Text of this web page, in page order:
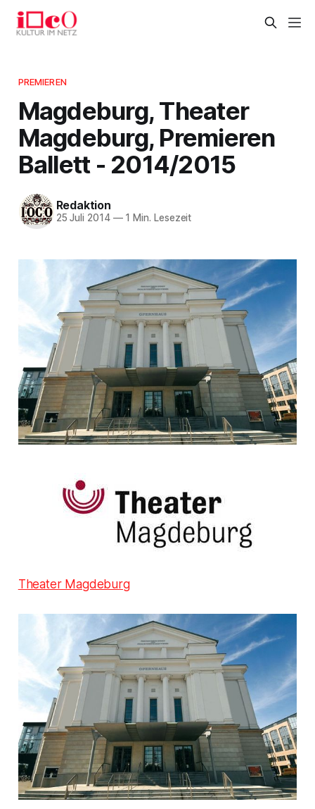
PREMIEREN
Magdeburg, Theater
Magdeburg, Premieren
Ballett - 2014/2015
Redaktion
25 Juli 2014 —1 Min. Lesezeit
Theater Magdeburg